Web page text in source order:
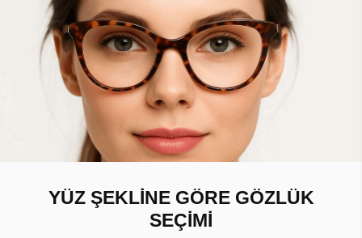
YÜZ ŞEKLİNE GÖRE GÖZLÜK
SEÇİMİ